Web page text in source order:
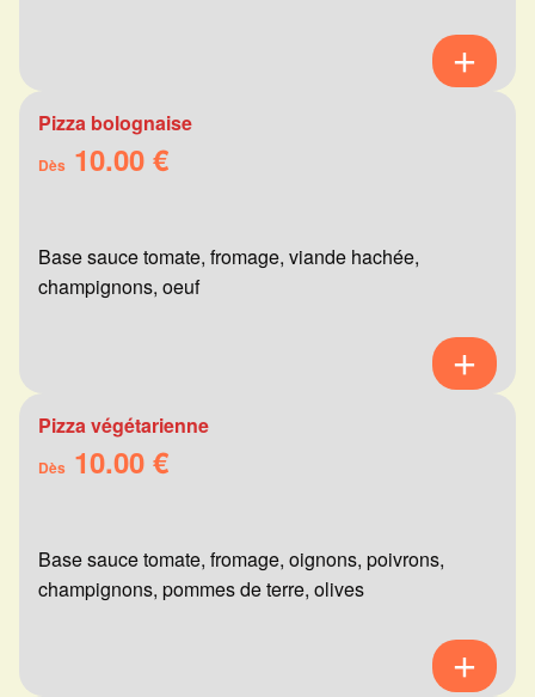
Pizza bolognaise
Dès 10.00 €
Base sauce tomate, fromage, viande hachée,
champignons, oeuf
Pizza végétarienne
Dès 10.00 €
Base sauce tomate, fromage, oignons, poivrons,
champignons, pommes de terre, olives